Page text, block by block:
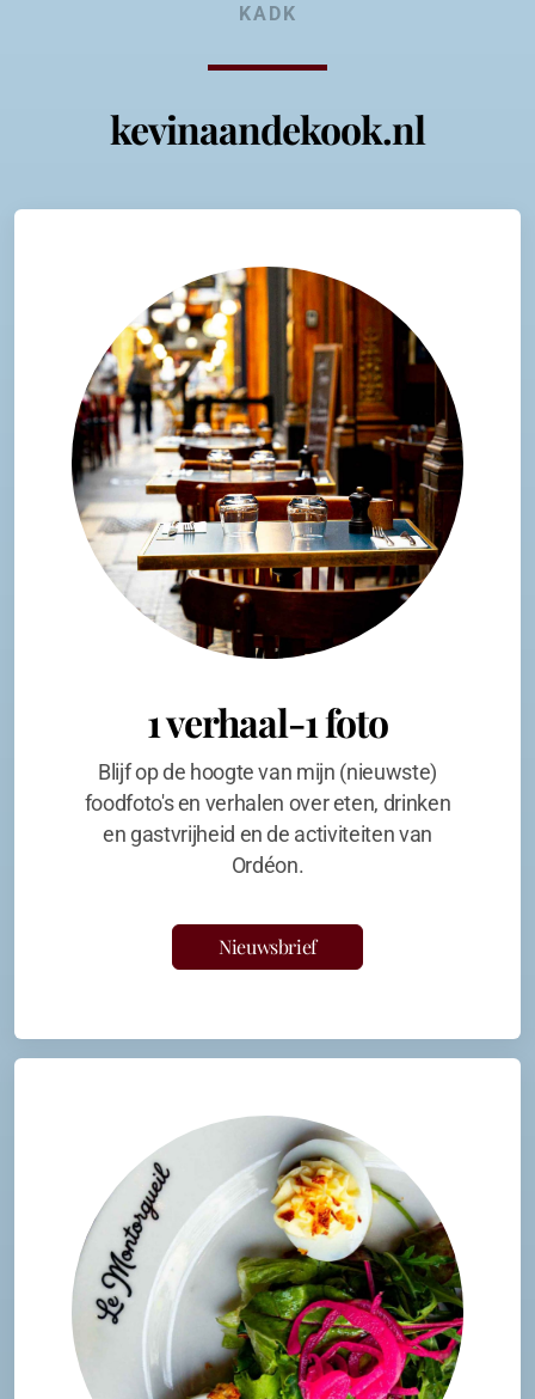
KADK
kevinaandekook.nl
1 verhaal-1 foto
Blijf op de hoogte van mijn (nieuwste)
foodfoto's en verhalen over eten, drinken
en gastvrijheid en de activiteiten van
Ordéon.
Nieuwsbrief